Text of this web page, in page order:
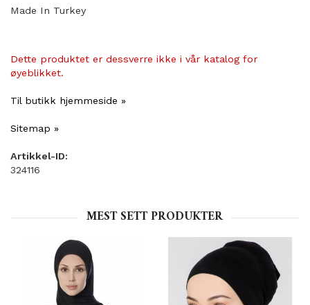
Made In Turkey
Dette produktet er dessverre ikke i vår katalog for
øyeblikket.
Til butikk hjemmeside »
Sitemap »
Artikkel-ID:
324116
MEST SETT PRODUKTER